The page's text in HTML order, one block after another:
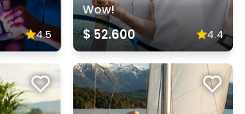
4.5
Wow!
$ 52.600 4.4